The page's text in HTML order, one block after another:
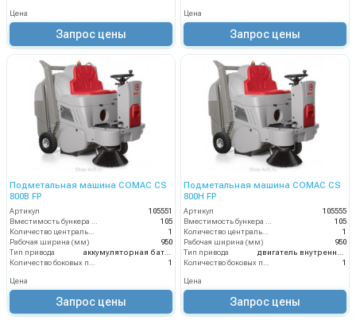
Цена
Запрос цены
Цена
Запрос цены
Подметальная машина COMAC CS
800B FP
Артикул
105551
105
1
Рабочая ширина (мм)
950
Тип привода
1
Цена
Запрос цены
Подметальная машина COMAC CS
800H FP
Артикул
105555
105
1
Рабочая ширина (мм)
950
Тип привода
1
Цена
Запрос цены